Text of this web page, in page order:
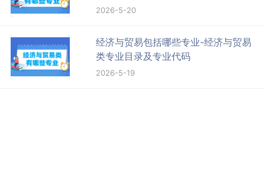
2026-5-20
经济与贸易包括哪些专业-经济与贸易
类专业目录及专业代码
2026-5-19